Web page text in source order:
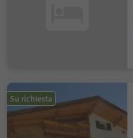
Su richiesta